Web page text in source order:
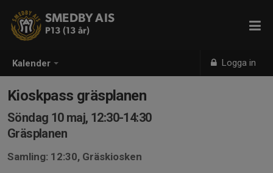
Kalender Logga in
SMEDBY AIS
P13 (13 år)
Kioskpass gräsplanen
Söndag 10 maj, 12:30-14:30
Gräsplanen
Samling: 12:30, Gräskiosken